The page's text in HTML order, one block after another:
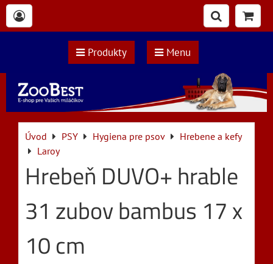
Produkty Menu
Úvod PSY Hygiena pre psov
Hrebene a kefy
Laroy
Hrebeň DUVO+ hrable
31 zubov bambus 17 x
10 cm